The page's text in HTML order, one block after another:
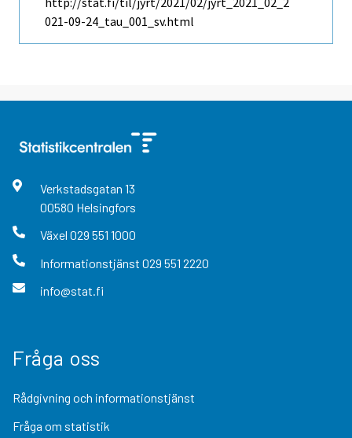
021-09-24_tau_001_sv.html
Verkstadsgatan 13
00580 Helsingfors
Växel 029 551 1000
Informationstjänst 029 551 2220
info@stat.fi
Fråga oss
Rådgivning och informationstjänst
Fråga om statistik